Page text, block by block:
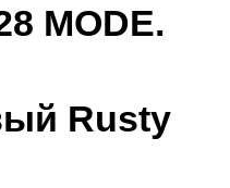
MODE.
Rusty